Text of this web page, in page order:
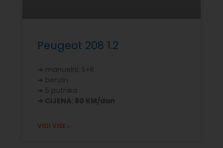
Peugeot 208 1.2
➔ manuelni; 5+R
➔ benzin
➔ 5 putnika
➔ CIJENA: 80 KM/dan
VIDI VIŠE »